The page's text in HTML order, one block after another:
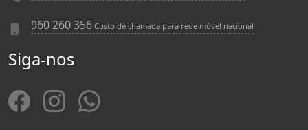
960 260 356 Custo de chamada para rede móvel nacional
Siga-nos